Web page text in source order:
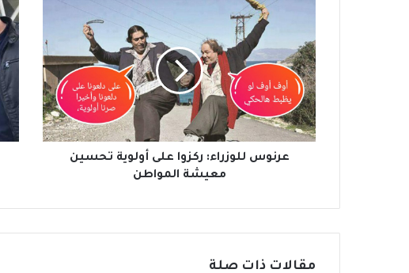
ن
و
س
ل
ل
و
ز
:
عرنوس للوزراء: ركزوا على أولوية تحسين
معيشة المواطن
ا
ل
ه
ي
ي
ل
ا
ي
مقالات ذات صلة